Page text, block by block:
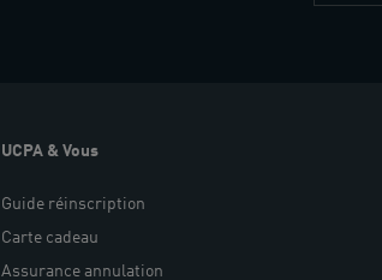
UCPA & Vous
Guide réinscription
Carte cadeau
Assurance annulation